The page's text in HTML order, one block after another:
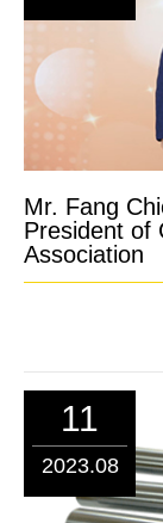
Mr. Fang
President of
Association
11
2023.08